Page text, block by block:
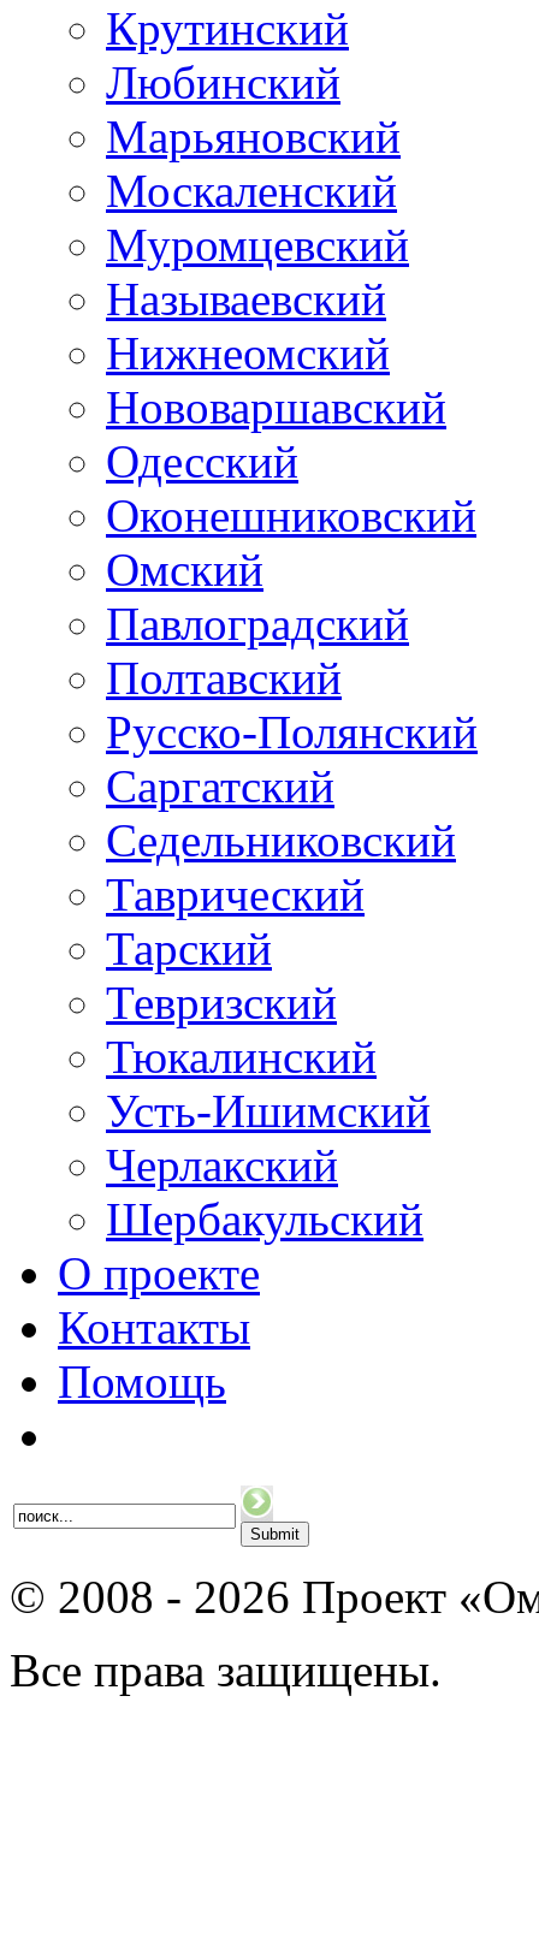
Крутинский
Любинский
Марьяновский
Москаленский
Муромцевский
Называевский
Нижнеомский
Нововаршавский
Одесский
Оконешниковский
Омский
Павлоградский
Полтавский
Русско-Полянский
Саргатский
Седельниковский
Таврический
Тарский
Тевризский
Тюкалинский
Усть-Ишимский
Черлакский
Шербакульский
О проекте
Контакты
Помощь
© 2008 - 2026 Проект
Все права защищены.